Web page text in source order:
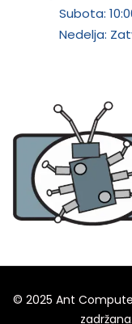
Subota:
Nedelja:
© 2025 Ant
zadržana.